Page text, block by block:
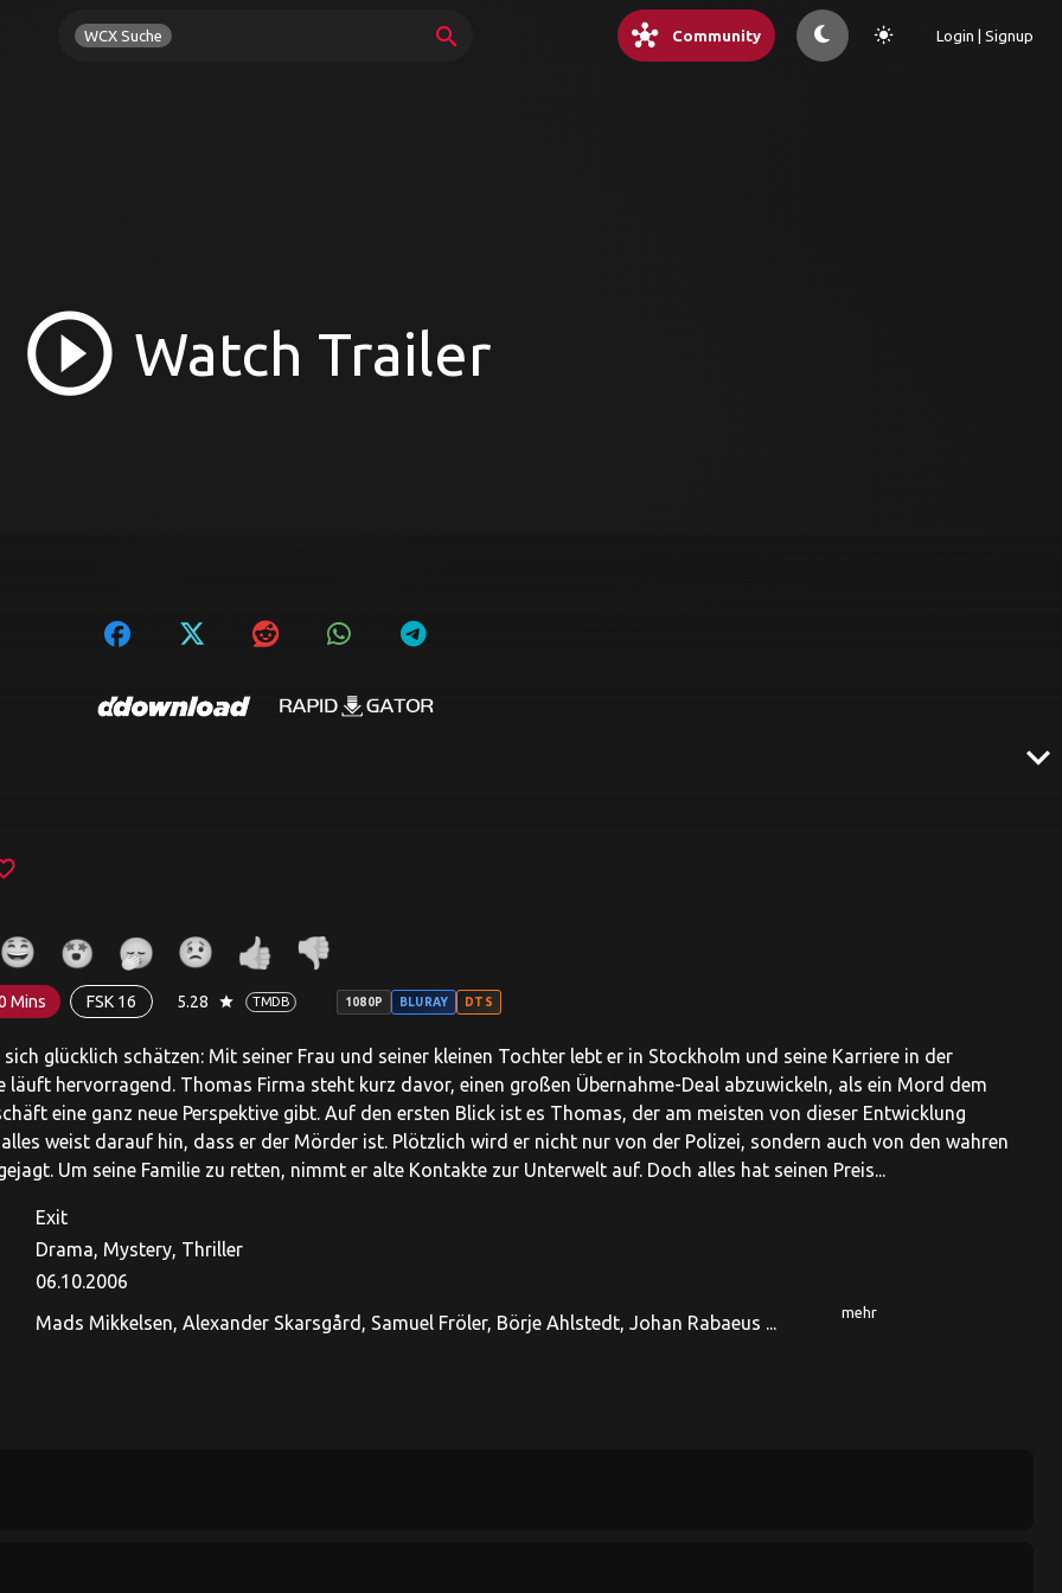
WCX Suche search hub Community light_mode Login | Signup
play_circle_outline Watch Trailer
expand_more
Mins FSK 16 5.28 star TMDB 1080P BLURAY DTS
glücklich schätzen: Mit seiner Frau und seiner kleinen Tochter lebt er in Stockholm und seine Karriere in der
läuft hervorragend. Thomas Firma steht kurz davor, einen großen Übernahme-Deal abzuwickeln, als ein Mord dem
eine ganz neue Perspektive gibt. Auf den ersten Blick ist es Thomas, der am meisten von dieser Entwicklung
weist darauf hin, dass er der Mörder ist. Plötzlich wird er nicht nur von der Polizei, sondern auch von den wahren
Um seine Familie zu retten, nimmt er alte Kontakte zur Unterwelt auf. Doch alles hat seinen Preis...
Exit
Drama, Mystery, Thriller
06.10.2006
Mads Mikkelsen, Alexander Skarsgård, Samuel Fröler, Börje Ahlstedt, Johan Rabaeus ...
mehr